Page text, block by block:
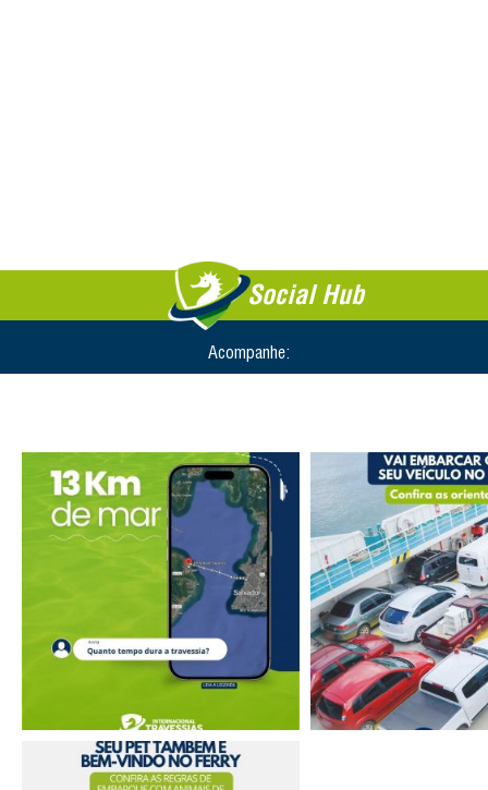
Social Hub
Acompanhe: